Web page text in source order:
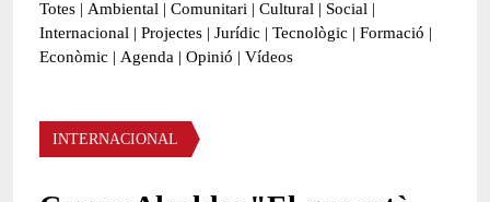
Totes | Ambiental | Comunitari | Cultural | Social |
Internacional | Projectes | Jurídic | Tecnològic | Formació |
Econòmic | Agenda | Opinió | Vídeos
Àmbit de la notícia
INTERNACIONAL